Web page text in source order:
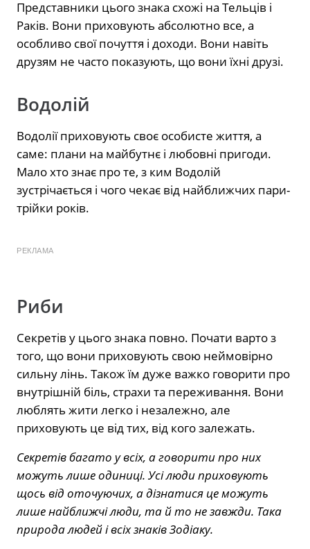
Представники цього знака схожі на Тельців і
Раків. Вони приховують абсолютно все, а
особливо свої почуття і доходи. Вони навіть
друзям не часто показують, що вони їхні друзі.
Водолій
Водолії приховують своє особисте життя, а
саме: плани на майбутнє і любовні пригоди.
Мало хто знає про те, з ким Водолій
зустрічається і чого чекає від найближчих пари-
трійки років.
РЕКЛАМА
Риби
Секретів у цього знака повно. Почати варто з
того, що вони приховують свою неймовірно
сильну лінь. Також їм дуже важко говорити про
внутрішній біль, страхи та переживання. Вони
люблять жити легко і незалежно, але
приховують це від тих, від кого залежать.
Секретів багато у всіх, а говорити про них
можуть лише одиниці. Усі люди приховують
щось від оточуючих, а дізнатися це можуть
лише найближчі люди, та й то не завжди. Така
природа людей і всіх знаків Зодіаку.